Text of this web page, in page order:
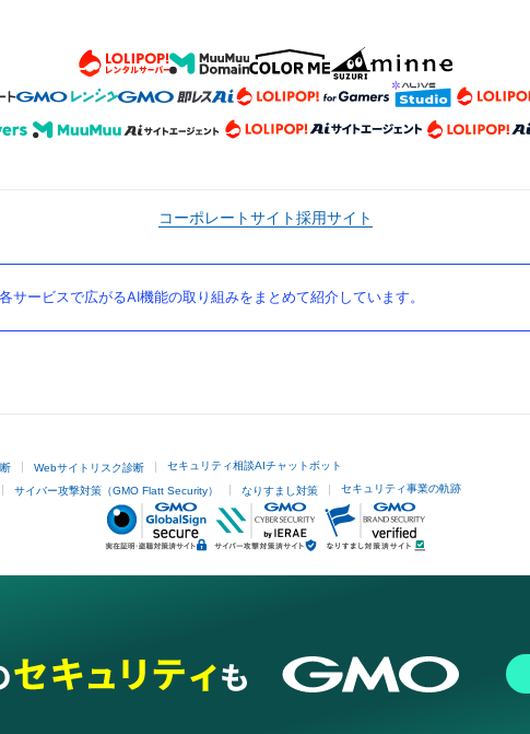
コーポレートサイト採用サイト
サービスで広がるAI機能の取り組みをまとめて紹介しています。
Webサイトリスク診断 セキュリティ相談AIチャットボット
サイバー攻撃対策（GMO Flatt Security） なりすまし対策 セキュリティ事業の軌跡